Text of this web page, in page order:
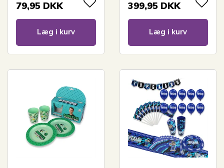
79,95 DKK
Læg i kurv
399,95 DKK
Læg i kurv